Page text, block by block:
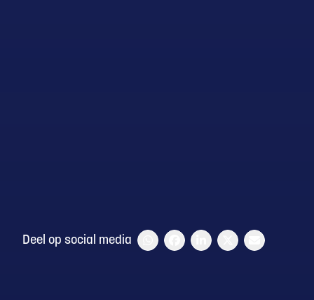
Deel op social media